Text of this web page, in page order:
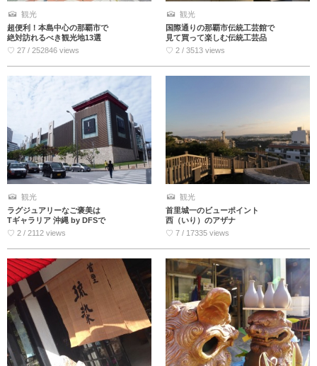
観光
超便利！本島中心の那覇市で
絶対訪れるべき観光地13選
♡ 27 / 252846 views
観光
国際通りの那覇市伝統工芸館で
見て買って楽しむ伝統工芸品
♡ 2 / 3513 views
観光
ラグジュアリーなご褒美は
Tギャラリア 沖縄 by DFSで
♡ 2 / 2112 views
観光
首里城一のビューポイント
西（いり）のアザナ
♡ 7 / 17335 views